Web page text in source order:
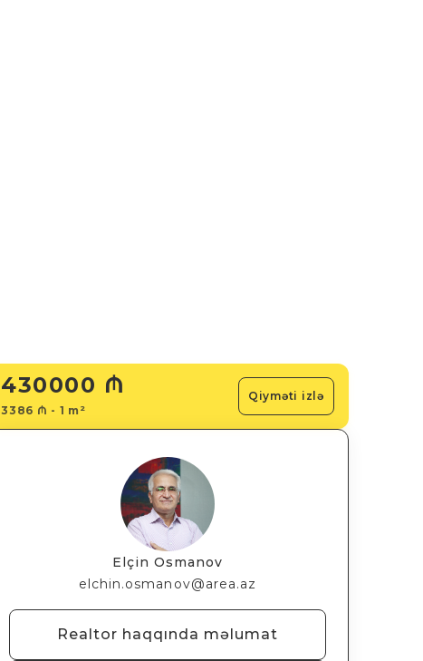
430000 ₼
3386 ₼ - 1 m²
Qiyməti izlə
Elçin Osmanov
elchin.osmanov@area.az
Realtor haqqında məlumat